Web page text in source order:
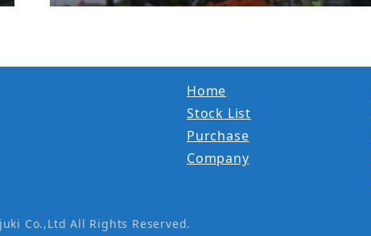
Home
Stock List
Purchase
Company
Co.,Ltd All Rights Reserved.